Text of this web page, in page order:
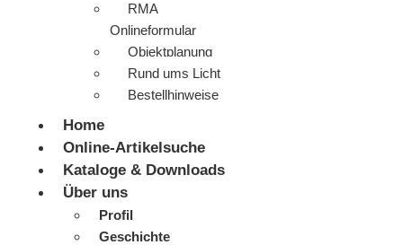
RMA
Onlineformular
Objektplanung
Rund ums Licht
Bestellhinweise
Home
Online-Artikelsuche
Kataloge & Downloads
Über uns
Profil
Geschichte